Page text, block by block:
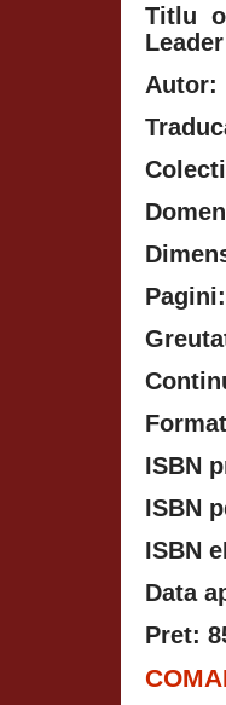
Titlu
Autor:
ISBN
ISBN
ISBN
Pret: